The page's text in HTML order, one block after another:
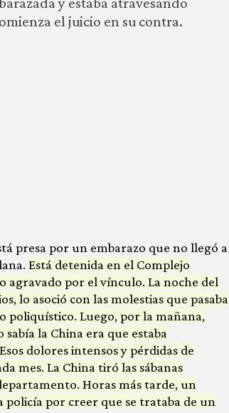
el juicio en su contra.
presa por un embarazo que no llegó a
Está detenida en el Complejo
agravado por el vínculo. La noche del
lo asoció con las molestias que pasaba
poliquístico. Luego, por la mañana,
la China era que estaba
dolores intensos y pérdidas de
mes. La China tiró las sábanas
Horas más tarde, un
policía por creer que se trataba de un